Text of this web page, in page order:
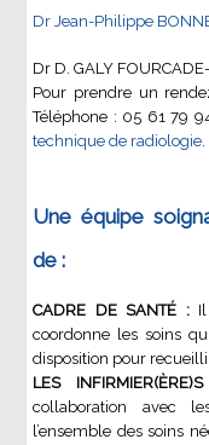
Dr Jean-Philippe
Dr D. GALY
Pour prendre un
Téléphone : 05 61 79
technique de radiologie.
Une équipe
de :
CADRE DE SANTÉ :Il
coordonne les soins
disposition pour
LES
collaboration avec
l’ensemble des soins